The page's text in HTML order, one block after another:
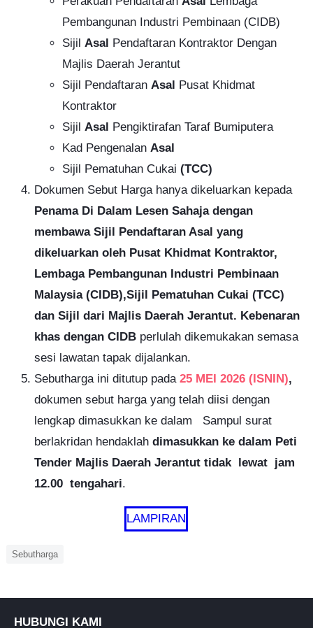
Pembangunan Industri Pembinaan (CIDB)
Sijil Asal Pendaftaran Kontraktor Dengan
Majlis Daerah Jerantut
Sijil Pendaftaran Asal Pusat Khidmat
Kontraktor
Sijil Asal Pengiktirafan Taraf Bumiputera
Kad Pengenalan Asal
Sijil Pematuhan Cukai (TCC)
Dokumen Sebut Harga hanya dikeluarkan kepada
Penama Di Dalam Lesen Sahaja dengan
membawa Sijil Pendaftaran Asal yang
dikeluarkan oleh Pusat Khidmat Kontraktor,
Lembaga Pembangunan Industri Pembinaan
Malaysia (CIDB),Sijil Pematuhan Cukai (TCC)
dan Sijil dari Majlis Daerah Jerantut. Kebenaran
khas dengan CIDB perlulah dikemukakan semasa
sesi lawatan tapak dijalankan.
Sebutharga ini ditutup pada 25 MEI 2026 (ISNIN),
dokumen sebut harga yang telah diisi dengan
lengkap dimasukkan ke dalam Sampul surat
berlakridan hendaklah dimasukkan ke dalam Peti
Tender Majlis Daerah Jerantut tidak lewat jam
12.00 tengahari.
LAMPIRAN
Sebutharga
HUBUNGI KAMI